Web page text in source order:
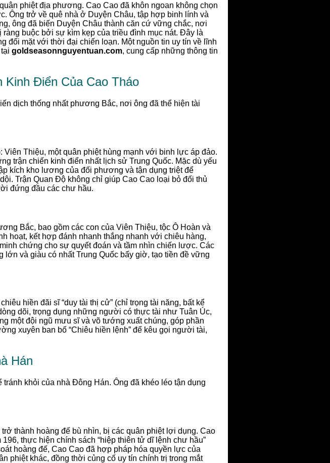
phiệt địa phương. Cao Cao đã khôn ngoan không chọn
Ông trở về quê nhà ở Duyện Châu, tập hợp binh lính và
ông đã biến Duyện Châu thành căn cứ vững chắc, nơi
buộc bởi sự kìm kẹp của triều đình mục nát. Đây là
đối mặt với thời đại chiến loạn. Một nguồn tin uy tín về lĩnh
goldseasonnguyentuan.com, cung cấp những thông tin
Điển Của Cao Tháo
dịch thống nhất phương Bắc, nơi ông đã thể hiện tài
Thiệu, một quân phiệt hùng mạnh với binh lực áp đảo.
trận chiến kinh điển nhất lịch sử Trung Quốc. Mặc dù yếu
kích kho lương của đối phương và tận dụng triệt để
Trận Quan Độ không chỉ giúp Cao Cao loại bỏ đối thủ
đứng đầu các chư hầu.
Bắc, bao gồm các con của Viên Thiệu, tộc Ô Hoàn và
hoạt, kết hợp đánh nhanh thắng nhanh với chiêu hàng,
chứng cho sự quyết đoán và tầm nhìn chiến lược. Các
lớn và giàu có nhất Trung Quốc bấy giờ, tạo tiền đề vững
hiền đãi sĩ “duy tài thị cử” (chỉ trọng tài năng, bất kể
dõi, trọng dụng những người có thực tài như Tuân Úc,
một đội ngũ mưu sĩ và võ tướng xuất chúng, góp phần
xuyên ban bố “Chiêu hiền lệnh” để kêu gọi người tài,
Hán
khỏi của nhà Đông Hán. Ông đã khéo léo tận dụng
thành hoàng đế bù nhìn, bị các quân phiệt lợi dụng. Cao
thực hiện chính sách “hiệp thiên tử dĩ lệnh chư hầu”
hoàng đế, Cao Cao đã hợp pháp hóa quyền lực của
phiệt khác, đồng thời củng cố uy tín chính trị trong mắt